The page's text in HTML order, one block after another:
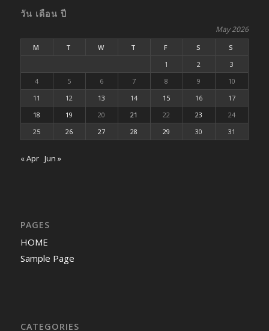
วัน เดือน ปี
May 2026
M T W T F S
S
1
2
3
4
5 6 7 8 9
10
11
12 13 14 15 16
17
18
19 20 21 22 23
24
25
26 27 28 29 30 31
« Apr Jun »
PAGES
HOME
Sample Page
CATEGORIES